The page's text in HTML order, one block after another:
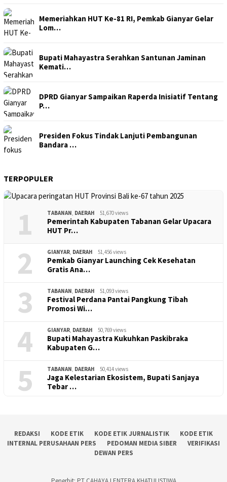
Memeriahkan HUT Ke-81 RI, Pemkab Gianyar Gelar
Lom…
Bupati Mahayastra Serahkan Santunan Jaminan
Kemati…
DPRD Gianyar Sampaikan Raperda Inisiatif Tentang
P…
Presiden Fokus Tindak Lanjuti Pembangunan
Bandara …
TERPOPULER
1 TABANAN DAERAH 51,670 views
Pemerintah Kabupaten Tabanan Gelar Upacara
HUT Pr…
2 GIANYAR DAERAH 51,456 views
Pemkab Gianyar Launching Cek Kesehatan
Gratis Ana…
3 TABANAN DAERAH 51,093 views
Festival Perdana Pantai Pangkung Tibah
Promosi Wi…
4 GIANYAR DAERAH 50,769 views
Bupati Mahayastra Kukuhkan Paskibraka
Kabupaten G…
5 TABANAN DAERAH 50,414 views
Jaga Kelestarian Ekosistem, Bupati Sanjaya
Tebar …
REDAKSI KODE ETIK KODE ETIK JURNALISTIK
KODE ETIK
INTERNAL PERUSAHAAN PERS
PEDOMAN MEDIA SIBER
VERIFIKASI
DEWAN PERS